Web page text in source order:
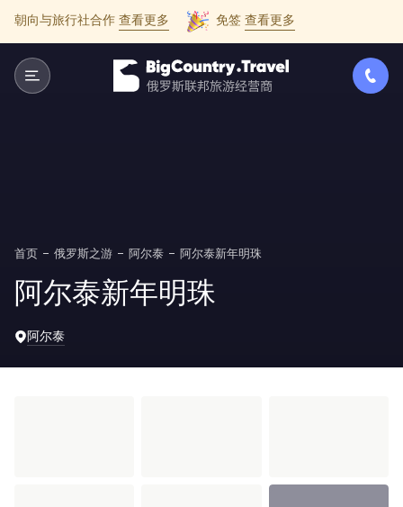
朝向与旅行社合作 查看更多 免签 查看更多
首页 俄罗斯之游 阿尔泰 阿尔泰新年明珠
阿尔泰新年明珠
阿尔泰